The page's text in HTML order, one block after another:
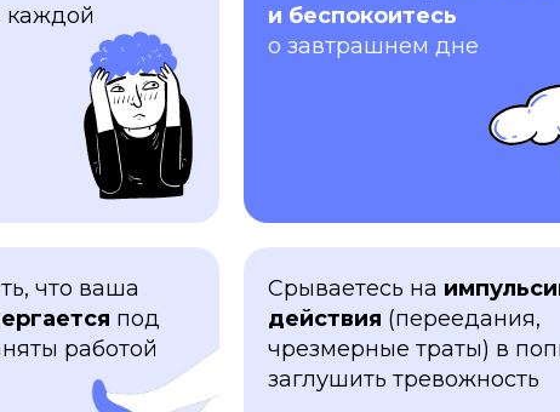
каждой
и беспокоитесь
о завтрашнем дне
Срываетесь на
действия (переедания,
чрезмерные траты) в
заглушить тревожность
что ваша
под
работой